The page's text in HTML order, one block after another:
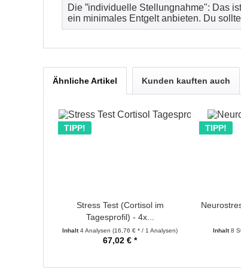
Die ”individuelle Stellungnahme": Das
ein minimales Entgelt anbieten. Du
Ähnliche Artikel Kunden kauften auch
TIPP!
Stress Test (Cortisol im
Tagesprofil) - 4x...
Inhalt4 Analysen(16,76 € * / 1 Analysen)
67,02 € *
TIPP!
Inhalt8